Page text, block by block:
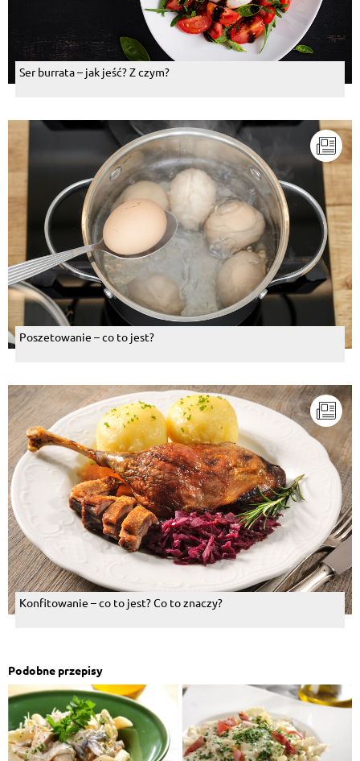
Ser burrata – jak jeść? Z czym?
Poszetowanie – co to jest?
Konfitowanie – co to jest? Co to znaczy?
Podobne przepisy